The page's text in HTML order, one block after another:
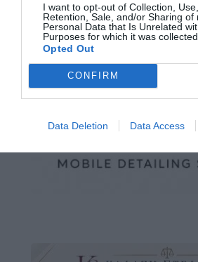
I want to opt-out of Collection, Use,
Retention, Sale, and/or Sharing of
Personal Data that Is Unrelated
Purposes for which it was collected.
Opted Out
CONFIRM
Data Deletion Data Access